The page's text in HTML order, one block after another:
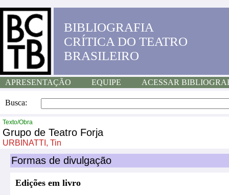
BIBLIOGRAFIA
CRÍTICA DO TEATRO
BRASILEIRO
APRESENTAÇÃO EQUIPE ACESSAR
Busca:
Texto/Obra
Grupo de Teatro Forja
URBINATTI, Tin
Formas de divulgação
Edições em livro